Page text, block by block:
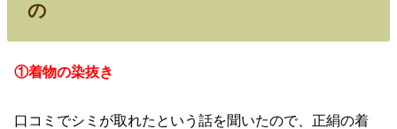
の
①着物の染抜き
口コミでシミが取れたという話を聞いたので、正絹の着